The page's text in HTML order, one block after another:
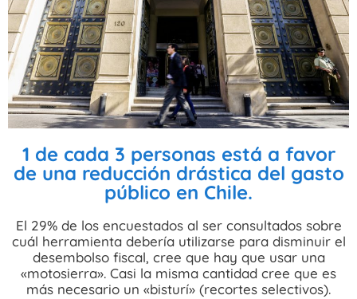
1 de cada 3 personas está a favor
de una reducción drástica del gasto
público en Chile.
El 29% de los encuestados al ser consultados sobre
cuál herramienta debería utilizarse para disminuir el
desembolso fiscal, cree que hay que usar una
«motosierra». Casi la misma cantidad cree que es
más necesario un «bisturí» (recortes selectivos).